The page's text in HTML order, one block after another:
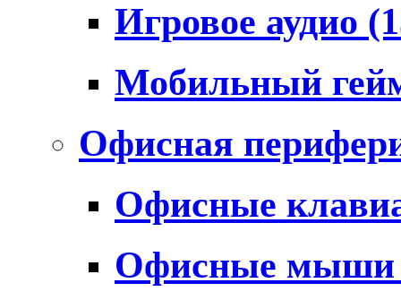
Игровое аудио
Мобильный
Офисная
Офисные
Офисные